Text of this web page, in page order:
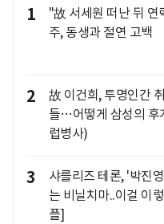
1
"故 서세원 떠난 뒤
주, 동생과 절연 고백
2
故 이건희, 투명인간
들…어떻게 삼성의 후
럽병사)
3
샤를리즈 테론, '박진
는 비닐치마..이걸 이
플]